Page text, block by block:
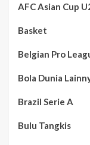
AFC Asian Cup
Basket
Belgian Pro
Bola Dunia
Brazil Serie A
Bulu Tangkis